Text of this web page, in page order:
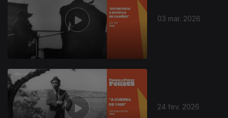
03 mar. 2026
24 fev. 2026